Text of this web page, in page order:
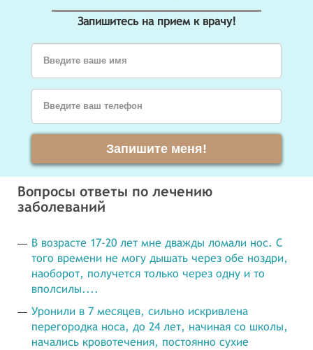
Запишитесь на прием к врачу!
Введите ваше имя
Введите ваш телефон
Запишите меня!
Вопросы ответы по лечению
заболеваний
В возрасте 17-20 лет мне дважды ломали нос. С
того времени не могу дышать через обе ноздри,
наоборот, получется только через одну и то
вполсилы....
Уронили в 7 месяцев, сильно искривлена
перегородка носа, до 24 лет, начиная со школы,
начались кровотечения, постоянно сухие